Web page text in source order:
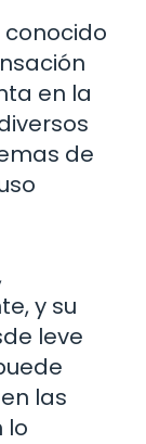
conocido
en la
de
y su
leve
las
lo